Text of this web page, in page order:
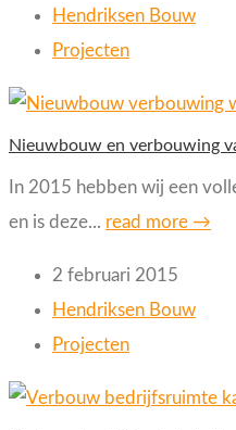
Hendriksen Bouw
Projecten
Nieuwbouw en verbouwing
In 2015 hebben wij een
en is deze... read more →
2 februari 2015
Hendriksen Bouw
Projecten